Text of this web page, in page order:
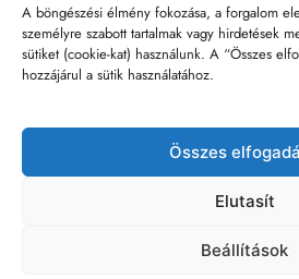
A böngészési élmény fokozása, a forgalom
személyre szabott tartalmak vagy hirdetések
sütiket (cookie-kat) használunk. A “Összes
hozzájárul a sütik használatához.
Összes
Elutasít
Beállítások